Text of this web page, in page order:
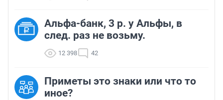
Альфа-банк, 3 р. у Альфы, в
след. раз не возьму.
12 398 42
Приметы это знаки или что то
иное?